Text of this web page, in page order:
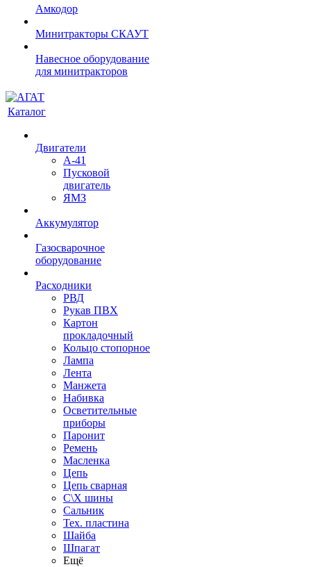
Амкодор
Минитракторы СКАУТ
Навесное оборудование
для минитракторов
Каталог
Двигатели
А-41
Пусковой
двигатель
ЯМЗ
Аккумулятор
Газосварочное
оборудование
Расходники
РВД
Рукав ПВХ
Картон
прокладочный
Кольцо стопорное
Лампа
Лента
Манжета
Набивка
Осветительные
приборы
Паронит
Ремень
Масленка
Цепь
Цепь сварная
С\Х шины
Сальник
Тех. пластина
Шайба
Шпагат
Ещё